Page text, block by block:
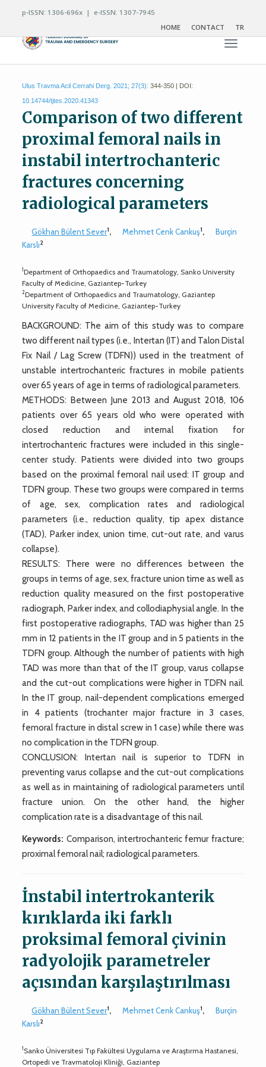
p-ISSN: 1306-696x | e-ISSN: 1307-7945
HOME
CONTACT TR
Toggle
Ulus Travma Acil Cerrahi Derg. 2021; 27(3): 344-350 | DOI:
10.14744/tjtes.2020.41343
Comparison of two different
proximal femoral nails in
instabil intertrochanteric
fractures concerning
radiological parameters
Gökhan Bülent Sever1, Mehmet Cenk Cankuş1,
Burçin
Karslı2
1Department of Orthopaedics and Traumatology, Sanko University
Faculty of Medicine, Gaziantep-Turkey
2Department of Orthopaedics and Traumatology, Gaziantep
University Faculty of Medicine, Gaziantep-Turkey
BACKGROUND: The aim of this study was to compare
two different nail types (i.e., Intertan (IT) and Talon Distal
Fix Nail / Lag Screw (TDFN)) used in the treatment of
unstable intertrochanteric fractures in mobile patients
over 65 years of age in terms of radiological parameters.
METHODS: Between June 2013 and August 2018, 106
patients over 65 years old who were operated with
closed reduction and internal fixation for
intertrochanteric fractures were included in this single-
center study. Patients were divided into two groups
based on the proximal femoral nail used: IT group and
TDFN group. These two groups were compared in terms
of age, sex, complication rates and radiological
parameters (i.e., reduction quality, tip apex distance
(TAD), Parker index, union time, cut-out rate, and varus
collapse).
RESULTS: There were no differences between the
groups in terms of age, sex, fracture union time as well as
reduction quality measured on the first postoperative
radiograph, Parker index, and collodiaphysial angle. In the
first postoperative radiographs, TAD was higher than 25
mm in 12 patients in the IT group and in 5 patients in the
TDFN group. Although the number of patients with high
TAD was more than that of the IT group, varus collapse
and the cut-out complications were higher in TDFN nail.
In the IT group, nail-dependent complications emerged
in 4 patients (trochanter major fracture in 3 cases,
femoral fracture in distal screw in 1 case) while there was
no complication in the TDFN group.
CONCLUSION: Intertan nail is superior to TDFN in
preventing varus collapse and the cut-out complications
as well as in maintaining of radiological parameters until
fracture union. On the other hand, the higher
complication rate is a disadvantage of this nail.
Keywords: Comparison, intertrochanteric femur fracture;
proximal femoral nail; radiological parameters.
İnstabil intertrokanterik
kırıklarda iki farklı
proksimal femoral çivinin
radyolojik parametreler
açısından karşılaştırılması
Gökhan Bülent Sever1, Mehmet Cenk Cankuş1,
Burçin
Karslı2
1Sanko Üniversitesi Tıp Fakültesi Uygulama ve Araştırma Hastanesi,
Ortopedi ve Travmatoloji Kliniği, Gaziantep